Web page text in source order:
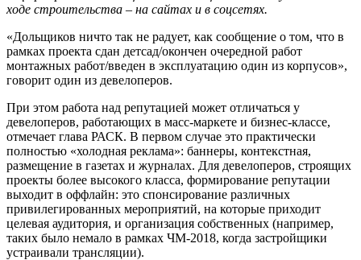
ходе строительства – на сайтах и в соцсетях.
«Дольщиков ничто так не радует, как сообщение о том, что в
рамках проекта сдан детсад/окончен очередной работ
монтажных работ/введен в эксплуатацию один из корпусов»,
говорит один из девелоперов.
При этом работа над репутацией может отличаться у
девелоперов, работающих в масс-маркете и бизнес-классе,
отмечает глава РАСК. В первом случае это практически
полностью «холодная реклама»: баннеры, контекстная,
размещение в газетах и журналах. Для девелоперов, строящих
проекты более высокого класса, формирование репутации
выходит в оффлайн: это спонсирование различных
привилегированных мероприятий, на которые приходит
целевая аудитория, и организация собственных (например,
таких было немало в рамках ЧМ-2018, когда застройщики
устраивали трансляции).